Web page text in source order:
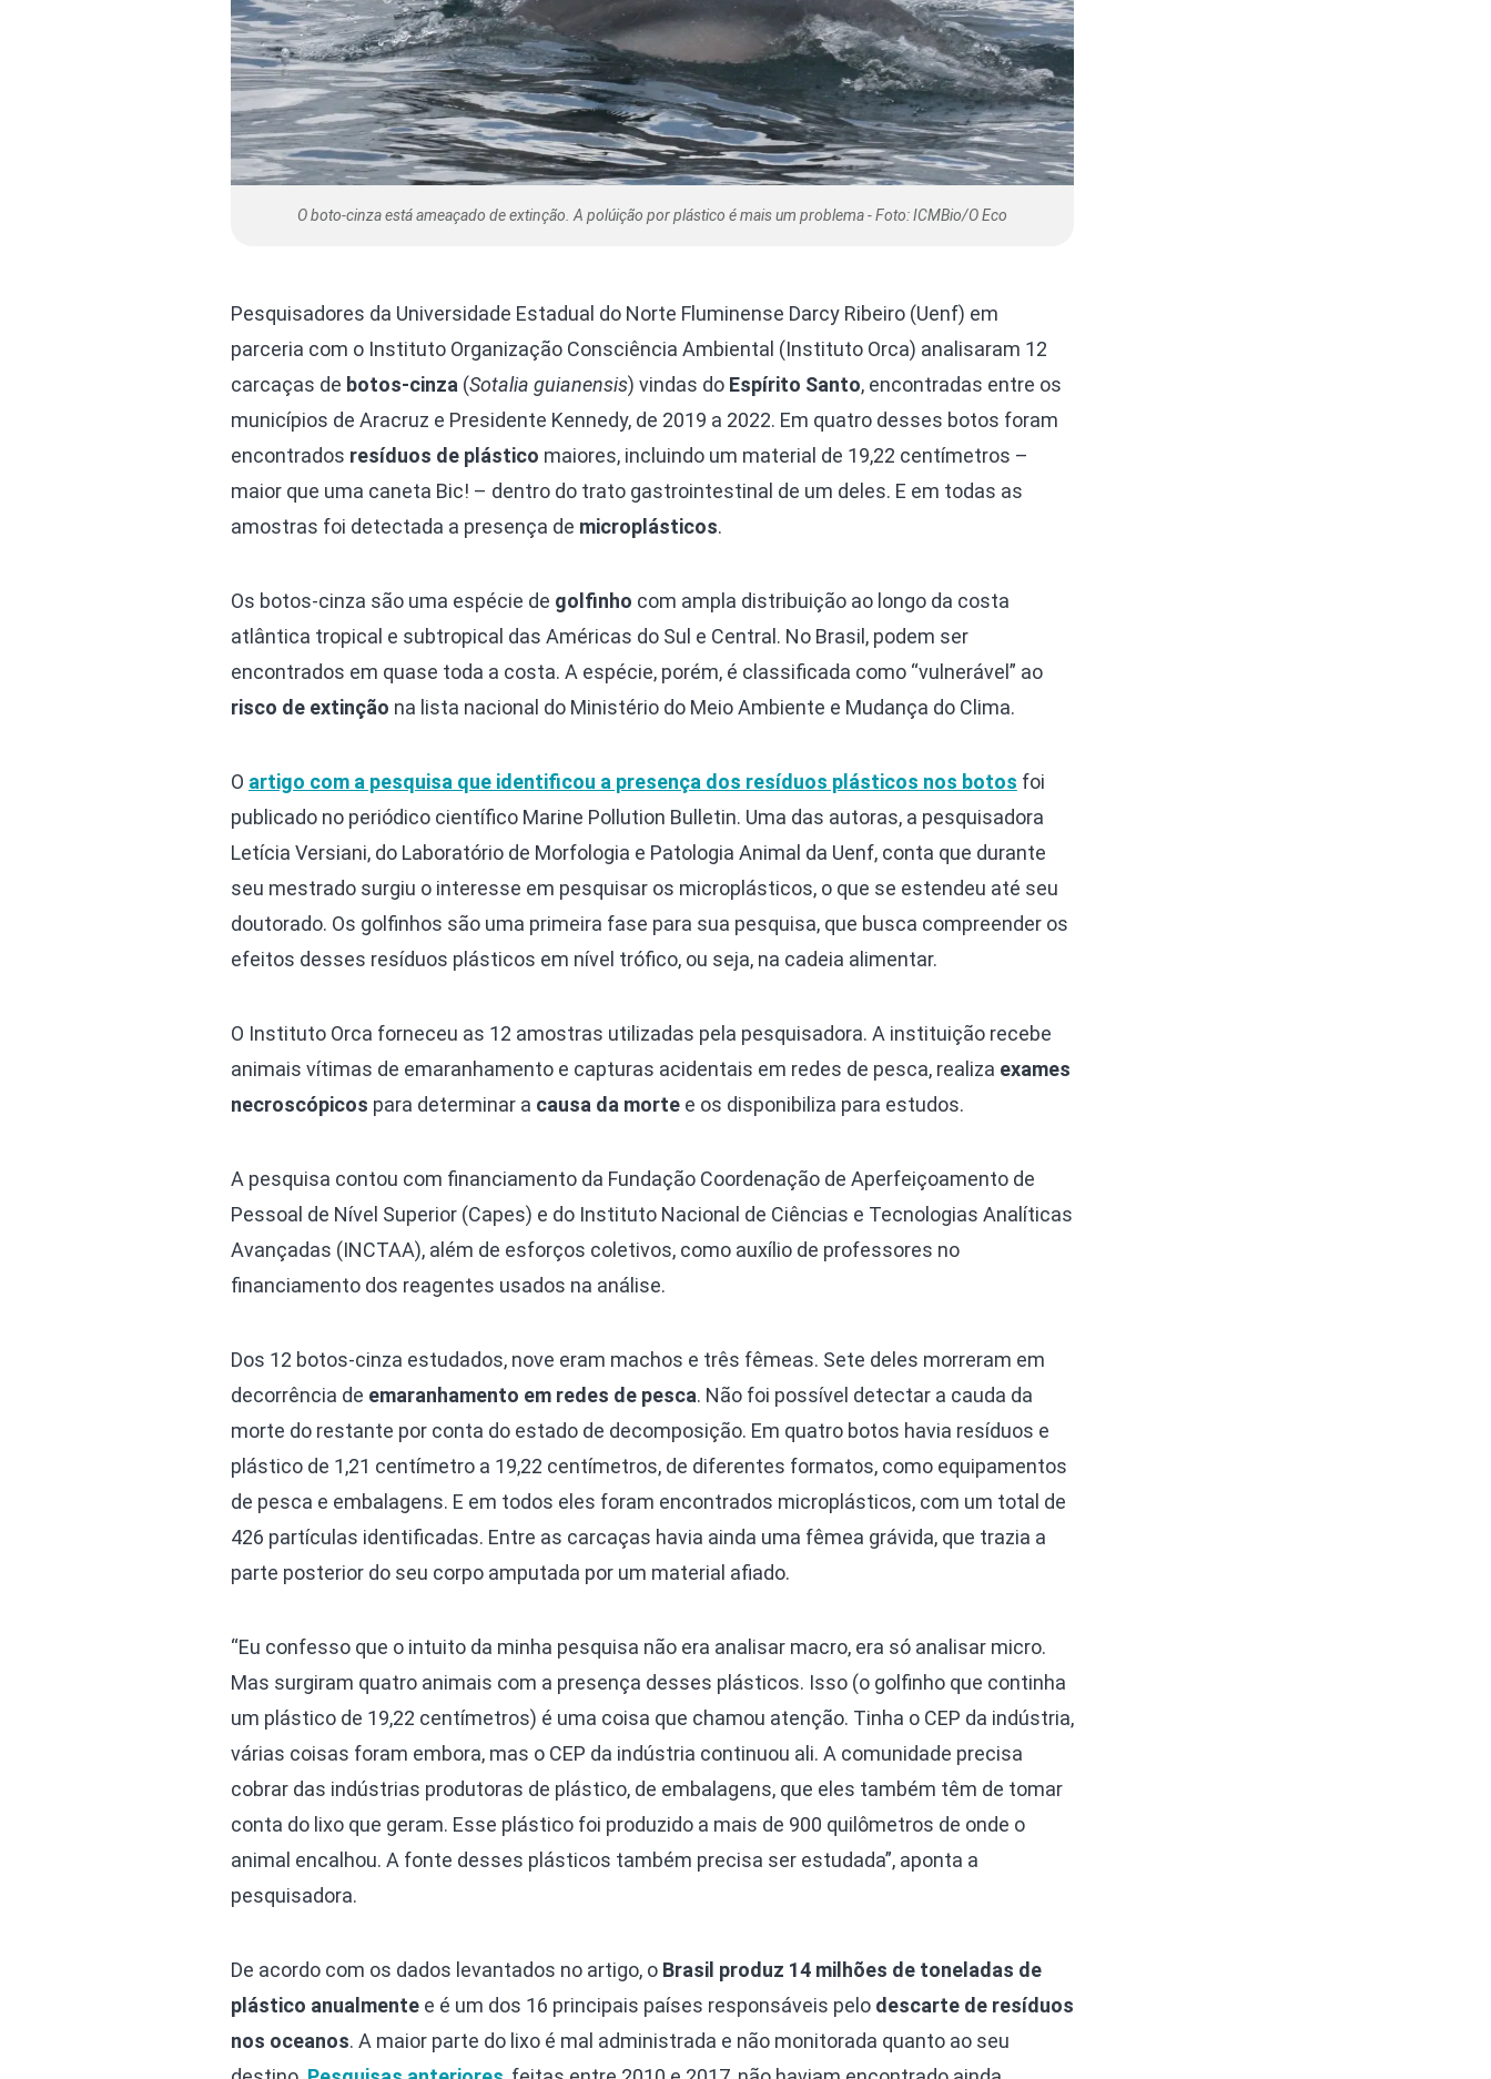
O boto-cinza está ameaçado de extinção. A polúição por plástico é mais um problema - Foto: ICMBio/O Eco
Pesquisadores da Universidade Estadual do Norte Fluminense Darcy Ribeiro (Uenf) em
parceria com o Instituto Organização Consciência Ambiental (Instituto Orca) analisaram 12
carcaças de botos-cinza (Sotalia guianensis) vindas doEspírito Santo, encontradas entre os
municípios de Aracruz e Presidente Kennedy, de 2019 a 2022. Em quatro desses botos foram
encontrados resíduos de plástico maiores, incluindo um material de 19,22 centímetros –
maior que uma caneta Bic! – dentro do trato gastrointestinal de um deles. E em todas as
amostras foi detectada a presença de microplásticos.
Os botos-cinza são uma espécie de golfinho com ampla distribuição ao longo da costa
atlântica tropical e subtropical das Américas do Sul e Central. No Brasil, podem ser
encontrados em quase toda a costa. A espécie, porém, é classificada como “vulnerável” ao
risco de extinção na lista nacional do Ministério do Meio Ambiente e Mudança do Clima.
O artigo com a pesquisa que identificou a presença dos resíduos plásticos nos botos foi
publicado no periódico científico Marine Pollution Bulletin. Uma das autoras, a pesquisadora
Letícia Versiani, do Laboratório de Morfologia e Patologia Animal da Uenf, conta que durante
seu mestrado surgiu o interesse em pesquisar os microplásticos, o que se estendeu até seu
doutorado. Os golfinhos são uma primeira fase para sua pesquisa, que busca compreender os
efeitos desses resíduos plásticos em nível trófico, ou seja, na cadeia alimentar.
O Instituto Orca forneceu as 12 amostras utilizadas pela pesquisadora. A instituição recebe
animais vítimas de emaranhamento e capturas acidentais em redes de pesca, realiza exames
necroscópicos para determinar a causa da mortee os disponibiliza para estudos.
A pesquisa contou com financiamento da Fundação Coordenação de Aperfeiçoamento de
Pessoal de Nível Superior (Capes) e do Instituto Nacional de Ciências e Tecnologias Analíticas
Avançadas (INCTAA), além de esforços coletivos, como auxílio de professores no
financiamento dos reagentes usados na análise.
Dos 12 botos-cinza estudados, nove eram machos e três fêmeas. Sete deles morreram em
decorrência de emaranhamento em redes de pesca. Não foi possível detectar a cauda da
morte do restante por conta do estado de decomposição. Em quatro botos havia resíduos e
plástico de 1,21 centímetro a 19,22 centímetros, de diferentes formatos, como equipamentos
de pesca e embalagens. E em todos eles foram encontrados microplásticos, com um total de
426 partículas identificadas. Entre as carcaças havia ainda uma fêmea grávida, que trazia a
parte posterior do seu corpo amputada por um material afiado.
“Eu confesso que o intuito da minha pesquisa não era analisar macro, era só analisar micro.
Mas surgiram quatro animais com a presença desses plásticos. Isso (o golfinho que continha
um plástico de 19,22 centímetros) é uma coisa que chamou atenção. Tinha o CEP da indústria,
várias coisas foram embora, mas o CEP da indústria continuou ali. A comunidade precisa
cobrar das indústrias produtoras de plástico, de embalagens, que eles também têm de tomar
conta do lixo que geram. Esse plástico foi produzido a mais de 900 quilômetros de onde o
animal encalhou. A fonte desses plásticos também precisa ser estudada”, aponta a
pesquisadora.
De acordo com os dados levantados no artigo, o Brasil produz 14 milhões de toneladas de
plástico anualmentee é um dos 16 principais países responsáveis pelo descarte de resíduos
nos oceanos. A maior parte do lixo é mal administrada e não monitorada quanto ao seu